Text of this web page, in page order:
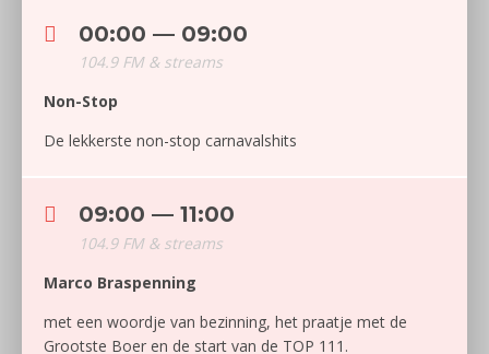
00:00 — 09:00
104.9 FM & streams
Non-Stop
De lekkerste non-stop carnavalshits
09:00 — 11:00
104.9 FM & streams
Marco Braspenning
met een woordje van bezinning, het praatje met de
Grootste Boer en de start van de TOP 111.